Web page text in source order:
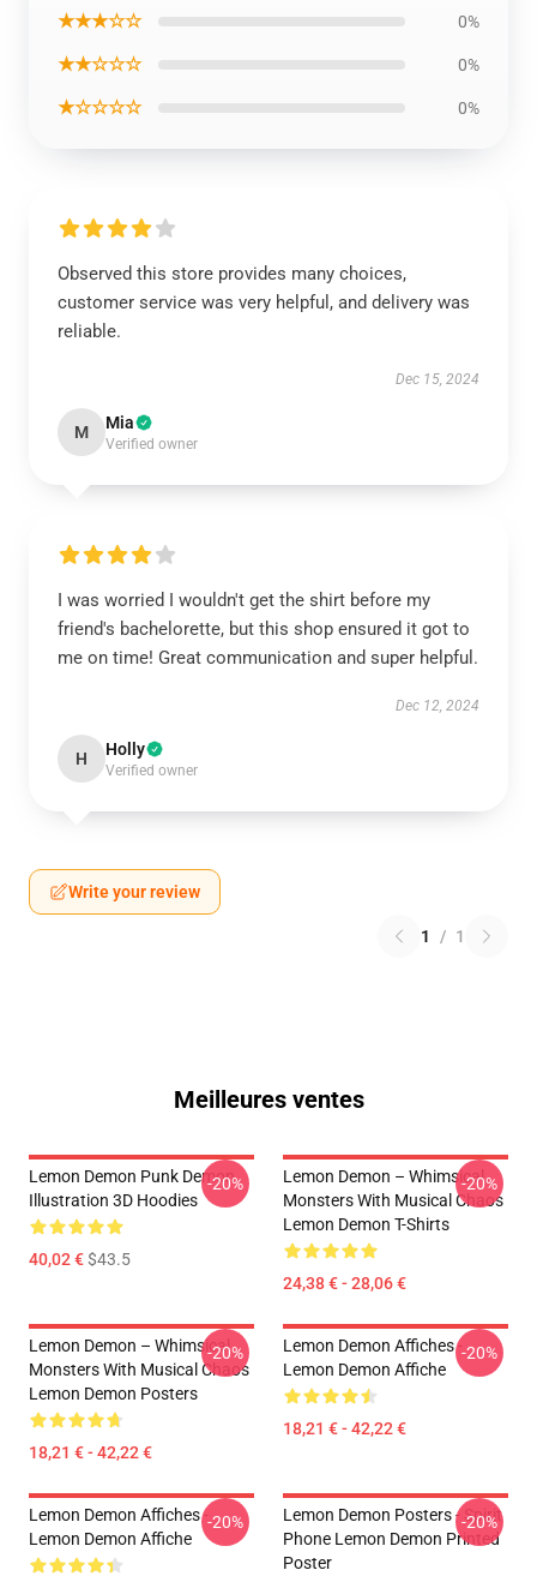
★★★☆☆ 0%
★★☆☆☆ 0%
★☆☆☆☆ 0%
Observed this store provides many choices,
customer service was very helpful, and delivery was
reliable.
Dec 15, 2024
M Mia
Verified owner
I was worried I wouldn't get the shirt before my
friend's bachelorette, but this shop ensured it got to
me on time! Great communication and super helpful.
Dec 12, 2024
H Holly
Verified owner
Write your review
1 / 1
Meilleures ventes
Lemon Demon Punk Demon
Illustration 3D Hoodies
40,02 €$43.5
-20%
Lemon Demon – Whimsical
Monsters With Musical Chaos
Lemon Demon T-Shirts
24,38 € - 28,06 €
-20%
Lemon Demon – Whimsical
Monsters With Musical Chaos
Lemon Demon Posters
18,21 € - 42,22 €
-20%
Lemon Demon Affiches -
Lemon Demon Affiche
18,21 € - 42,22 €
-20%
Lemon Demon Affiches -
Lemon Demon Affiche
-20%
Lemon Demon Posters - Spirit
Phone Lemon Demon Printed
Poster
-20%